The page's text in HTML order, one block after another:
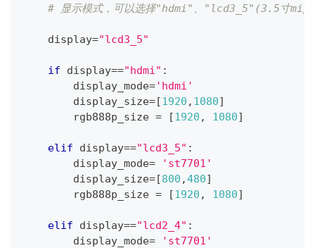
# 显示模式，可以选择"hdmi"、"lcd3_5"(3.5寸
    display
="lcd3_5"
if display=="hdmi" :
        display_mode
='hdmi'
        display_size
=[1920 , 1080]
        rgb888p_size
= [1920 , 1080]
elif display=="lcd3_5" :
        display_mode
=
'st7701'
        display_size
=[800 ,480]
        rgb888p_size
= [1920 , 1080]
elif display=="lcd2_4" :
        display_mode
=
'st7701'